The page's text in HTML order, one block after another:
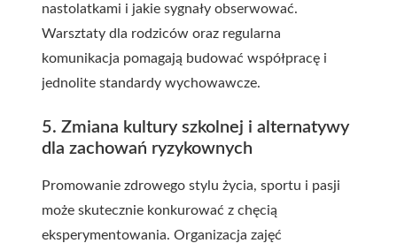
nastolatkami i jakie sygnały obserwować.
Warsztaty dla rodziców oraz regularna
komunikacja pomagają budować współpracę i
jednolite standardy wychowawcze.
5. Zmiana kultury szkolnej i alternatywy
dla zachowań ryzykownych
Promowanie zdrowego stylu życia, sportu i pasji
może skutecznie konkurować z chęcią
eksperymentowania. Organizacja zajęć